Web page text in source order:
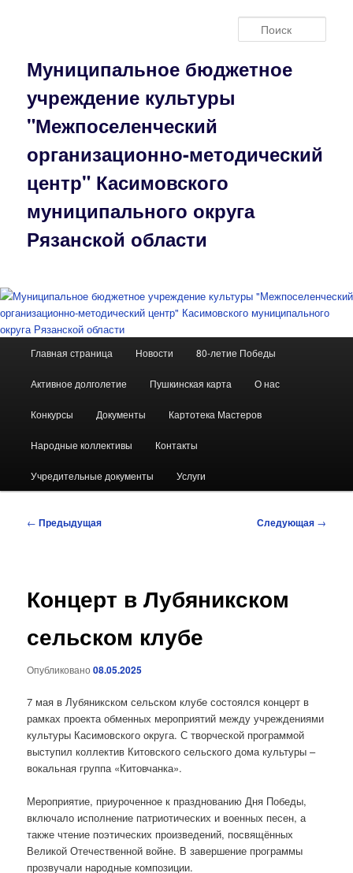
Муниципальное бюджетное
учреждение культуры
"Межпоселенческий
организационно-методический
центр" Касимовского
муниципального округа
Рязанской области
Главная страница Новости 80-летие Победы
Активное долголетие Пушкинская карта О нас
Конкурсы Документы Картотека Мастеров
Народные коллективы Контакты
Учредительные документы Услуги
Навигация
← Предыдущая Следующая →
Концерт в Лубяникском
сельском клубе
Опубликовано08.05.2025
7 мая в Лубяникском сельском клубе состоялся концерт в
рамках проекта обменных мероприятий между учреждениями
культуры Касимовского округа. С творческой программой
выступил коллектив Китовского сельского дома культуры –
вокальная группа «Китовчанка».
Мероприятие, приуроченное к празднованию Дня Победы,
включало исполнение патриотических и военных песен, а
также чтение поэтических произведений, посвящённых
Великой Отечественной войне. В завершение программы
прозвучали народные композиции.